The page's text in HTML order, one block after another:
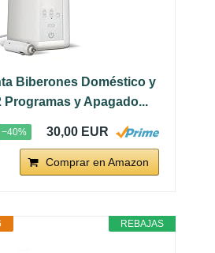
Biberones Doméstico y
Programas y Apagado...
−40% 30,00 EUR
Comprar en Amazon
REBAJAS